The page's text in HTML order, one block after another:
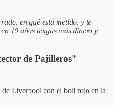
en qué está metido, y te
10 años tengas más dinero y
de Pajilleros”
de Liverpool con el boli rojo en la